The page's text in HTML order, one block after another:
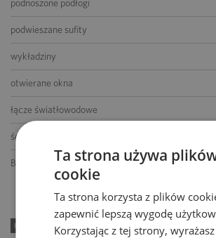
podnoszone podłogi
podwieszane sufity
wykładziny
otwierane okna
łącze światłowodowe
ścianki działowe
BMS
UDOGODNIENIA
Ta strona używa
cookie
Ta strona korzysta z plików
zapewnić lepszą wygodę
Korzystając z tej strony,